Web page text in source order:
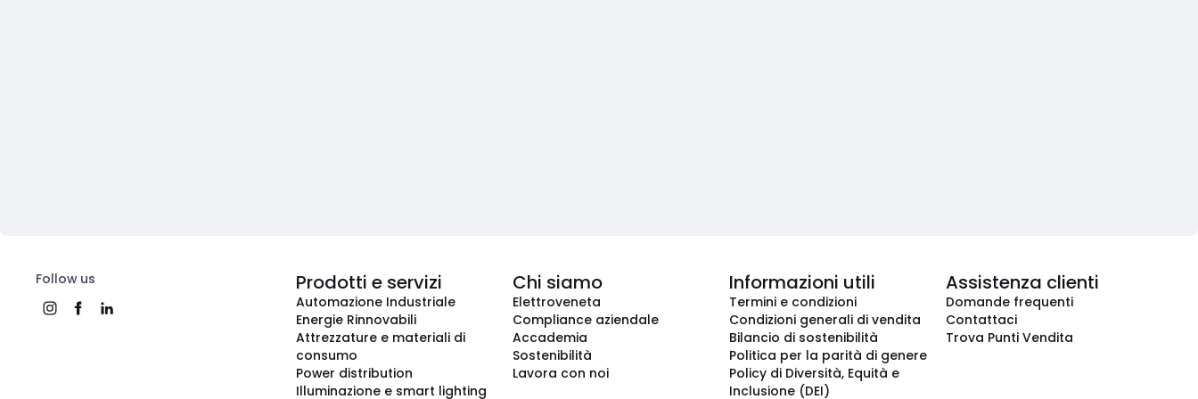
Follow us Prodotti e servizi
Automazione Industriale
Energie Rinnovabili
Attrezzature e materiali di
consumo
Power distribution
Illuminazione e smart lighting
Chi siamo
Elettroveneta
Compliance aziendale
Accademia
Sostenibilità
Lavora con noi
Informazioni utili
Termini e condizioni
Condizioni generali di vendita
Bilancio di sostenibilità
Politica per la parità di genere
Policy di Diversità, Equità e
Inclusione (DEI)
Assistenza clienti
Domande frequenti
Contattaci
Trova Punti Vendita